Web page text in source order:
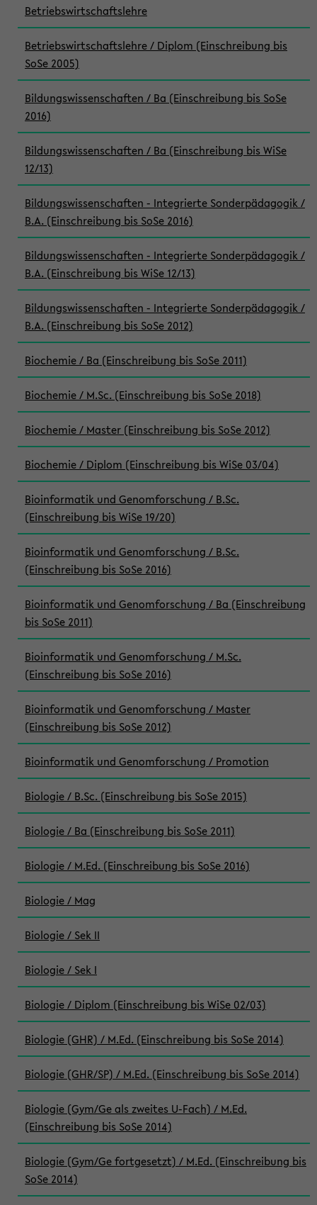
Betriebswirtschaftslehre
Betriebswirtschaftslehre / Diplom (Einschreibung bis
SoSe 2005)
Bildungswissenschaften / Ba (Einschreibung bis SoSe
2016)
Bildungswissenschaften / Ba (Einschreibung bis WiSe
12/13)
Bildungswissenschaften - Integrierte Sonderpädagogik /
B.A. (Einschreibung bis SoSe 2016)
Bildungswissenschaften - Integrierte Sonderpädagogik /
B.A. (Einschreibung bis WiSe 12/13)
Bildungswissenschaften - Integrierte Sonderpädagogik /
B.A. (Einschreibung bis SoSe 2012)
Biochemie / Ba (Einschreibung bis SoSe 2011)
Biochemie / M.Sc. (Einschreibung bis SoSe 2018)
Biochemie / Master (Einschreibung bis SoSe 2012)
Biochemie / Diplom (Einschreibung bis WiSe 03/04)
Bioinformatik und Genomforschung / B.Sc.
(Einschreibung bis WiSe 19/20)
Bioinformatik und Genomforschung / B.Sc.
(Einschreibung bis SoSe 2016)
Bioinformatik und Genomforschung / Ba (Einschreibung
bis SoSe 2011)
Bioinformatik und Genomforschung / M.Sc.
(Einschreibung bis SoSe 2016)
Bioinformatik und Genomforschung / Master
(Einschreibung bis SoSe 2012)
Bioinformatik und Genomforschung / Promotion
Biologie / B.Sc. (Einschreibung bis SoSe 2015)
Biologie / Ba (Einschreibung bis SoSe 2011)
Biologie / M.Ed. (Einschreibung bis SoSe 2016)
Biologie / Mag
Biologie / Sek II
Biologie / Sek I
Biologie / Diplom (Einschreibung bis WiSe 02/03)
Biologie (GHR) / M.Ed. (Einschreibung bis SoSe 2014)
Biologie (GHR/SP) / M.Ed. (Einschreibung bis SoSe 2014)
Biologie (Gym/Ge als zweites U-Fach) / M.Ed.
(Einschreibung bis SoSe 2014)
Biologie (Gym/Ge fortgesetzt) / M.Ed. (Einschreibung bis
SoSe 2014)